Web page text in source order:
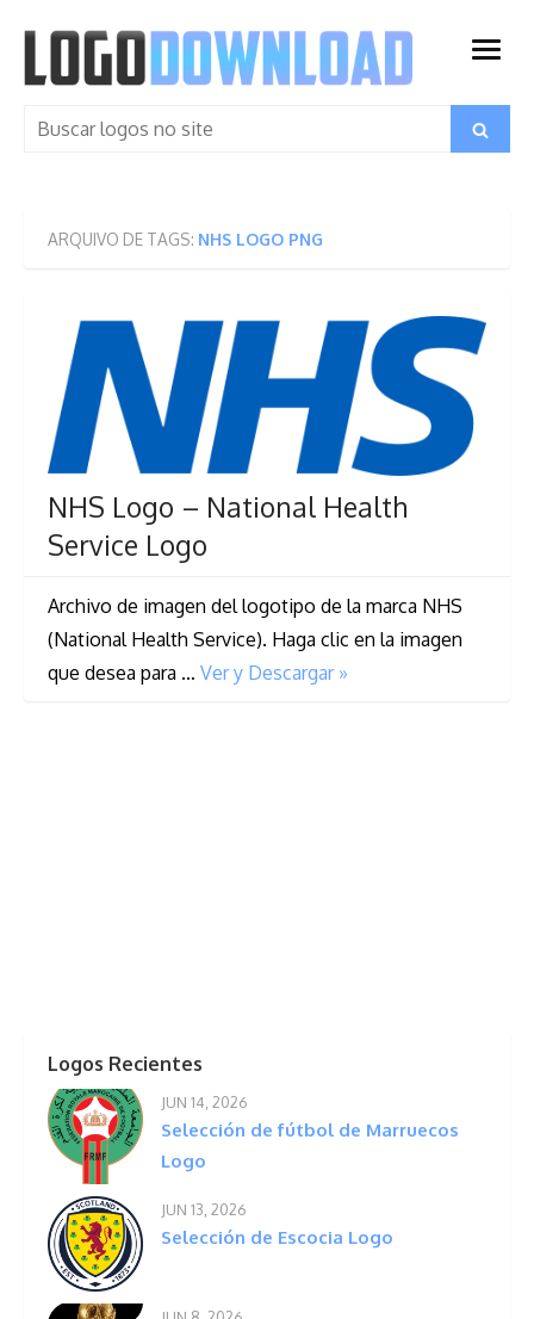
content
open
Search
Search
ARQUIVO DE TAGS: NHS LOGO PNG
NHS Logo – National Health
Service Logo
Archivo de imagen del logotipo de la marca NHS
(National Health Service). Haga clic en la imagen
que desea para … Ver y Descargar »
Logos Recientes
JUN 14, 2026
Selección de fútbol de Marruecos
Logo
JUN 13, 2026
Selección de Escocia Logo